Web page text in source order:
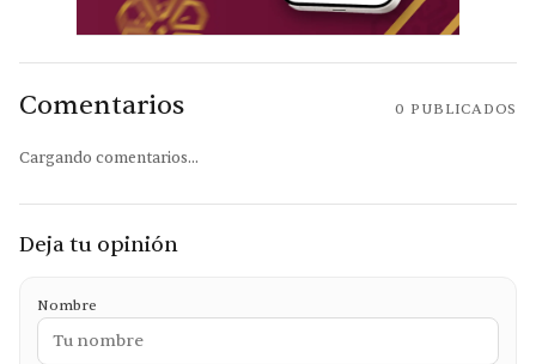
Comentarios 0 PUBLICADOS
Cargando comentarios...
Deja tu opinión
Nombre